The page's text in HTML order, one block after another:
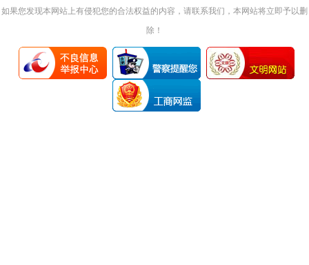
如果您发现本网站上有侵犯您的合法权益的内容，请联系我们，本网站将立即予以删
除！